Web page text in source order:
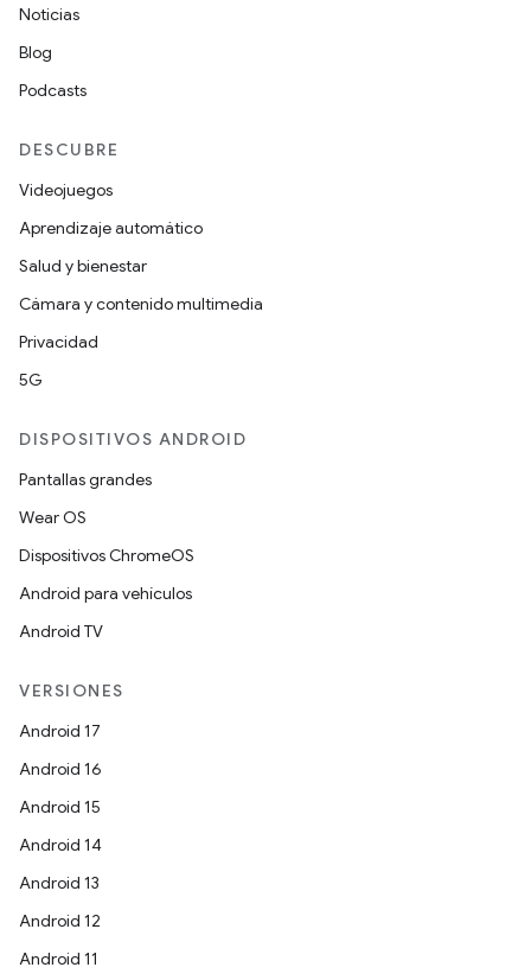
Noticias
Blog
Podcasts
DESCUBRE
Videojuegos
Aprendizaje automático
Salud y bienestar
Cámara y contenido multimedia
Privacidad
5G
DISPOSITIVOS ANDROID
Pantallas grandes
Wear OS
Dispositivos ChromeOS
Android para vehículos
Android TV
VERSIONES
Android 17
Android 16
Android 15
Android 14
Android 13
Android 12
Android 11